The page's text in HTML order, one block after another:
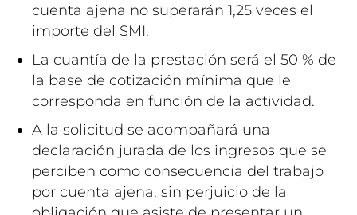
cuenta ajena no superarán 1,25 veces el
importe del SMI.
La cuantía de la prestación será el 50 % de
la base de cotización mínima que le
corresponda en función de la actividad.
A la solicitud se acompañará una
declaración jurada de los ingresos que se
perciben como consecuencia del trabajo
por cuenta ajena, sin perjuicio de la